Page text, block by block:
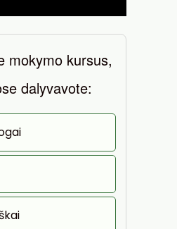
mokymo kursus,
dalyvavote: